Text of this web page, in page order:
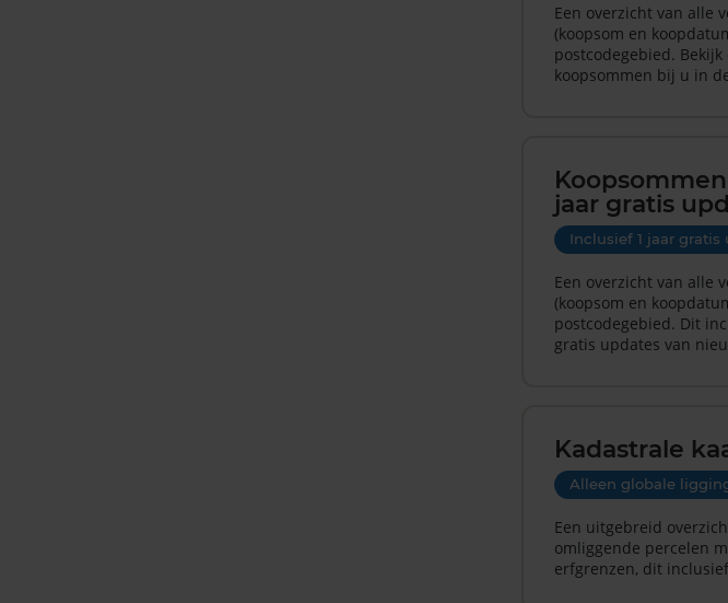
Een overzicht van alle
(koopsom en
postcodegebied.
koopsommen bij u in
jaar gratis
Inclusief 1 jaar gratis
Een overzicht van alle
(koopsom en
postcodegebied. Dit
gratis updates van
Kadastrale
Alleen globale
Een uitgebreid
omliggende percelen
erfgrenzen, dit